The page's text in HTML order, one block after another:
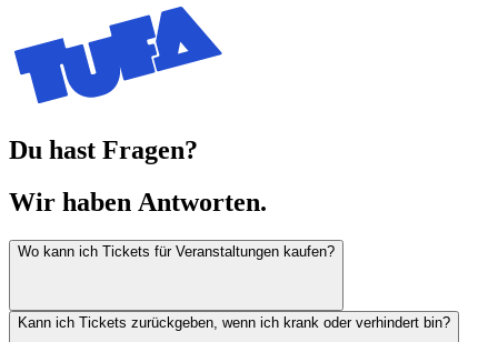
Du hast Fragen?
Wir haben Antworten.
Wo kann ich Tickets für Veranstaltungen kaufen?
Kann ich Tickets zurückgeben, wenn ich krank oder verhindert bin?